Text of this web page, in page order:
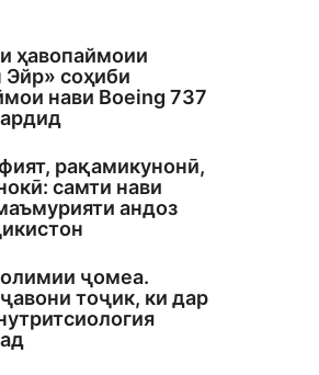
ҳавопаймоии
соҳиби
нави Boeing 737
рақамикунонӣ,
самти нави
андоз
ҷомеа.
тоҷик, ки дар